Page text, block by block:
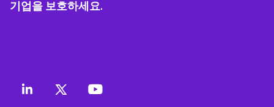
기업을 보호하세요.